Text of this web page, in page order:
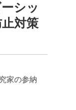
シッ
対策
家の参納